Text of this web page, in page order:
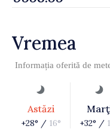
Vremea
Informația oferită de
Astăzi
+28° / 16° +32° /